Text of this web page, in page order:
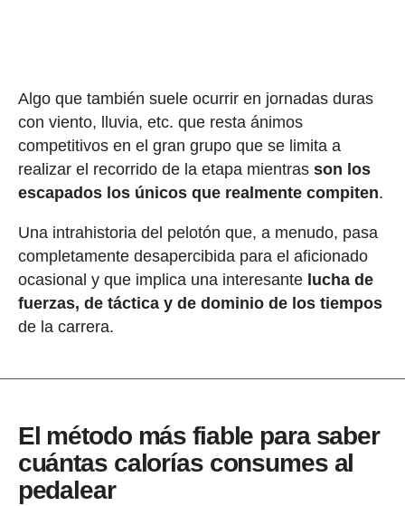
Algo que también suele ocurrir en jornadas duras
con viento, lluvia, etc. que resta ánimos
competitivos en el gran grupo que se limita a
realizar el recorrido de la etapa mientras son los
escapados los únicos que realmente compiten.
Una intrahistoria del pelotón que, a menudo, pasa
completamente desapercibida para el aficionado
ocasional y que implica una interesantelucha de
fuerzas, de táctica y de dominio de los tiempos
de la carrera.
El método más fiable para saber
cuántas calorías consumes al
pedalear